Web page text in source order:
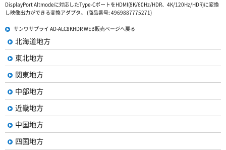
DisplayPort Altmodeに対応したType-CポートをHDMI(8K/60Hz/HDR、4K/120Hz/HDR)に変換
し映像出力ができる変換アダプタ。 (商品番号: 4969887775271)
サンワサプライ AD-ALC8KHDR WEB販売ページへ戻る
北海道地方
東北地方
関東地方
中部地方
近畿地方
中国地方
四国地方